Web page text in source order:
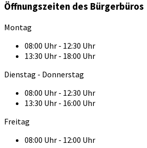
Öffnungszeiten des Bürgerbüros
Montag
08:00 Uhr - 12:30 Uhr
13:30 Uhr - 18:00 Uhr
Dienstag - Donnerstag
08:00 Uhr - 12:30 Uhr
13:30 Uhr - 16:00 Uhr
Freitag
08:00 Uhr - 12:00 Uhr